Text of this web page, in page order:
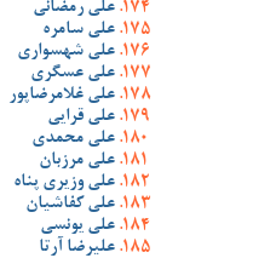
علی رمضانی
علی سامره
علی شهسواری
علی عسگری
علی غلامرضاپور
علی قرایی
علی محمدی
علی مرزبان
علی وزیری پناه
علی کفاشیان
علی یونسی
علیرضا آرتا